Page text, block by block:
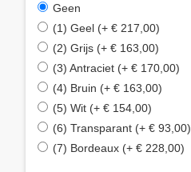
Geen
(1) Geel (+ € 217,00)
(2) Grijs (+ € 163,00)
(3) Antraciet (+ € 170,00)
(4) Bruin (+ € 163,00)
(5) Wit (+ € 154,00)
(6) Transparant (+ € 93,00)
(7) Bordeaux (+ € 228,00)